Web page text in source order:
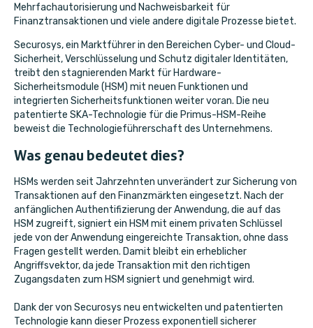
Mehrfachautorisierung und Nachweisbarkeit für
Finanztransaktionen und viele andere digitale Prozesse bietet.
Securosys, ein Marktführer in den Bereichen Cyber- und Cloud-
Sicherheit, Verschlüsselung und Schutz digitaler Identitäten,
treibt den stagnierenden Markt für Hardware-
Sicherheitsmodule (HSM) mit neuen Funktionen und
integrierten Sicherheitsfunktionen weiter voran. Die neu
patentierte SKA-Technologie für die Primus-HSM-Reihe
beweist die Technologieführerschaft des Unternehmens.
Was genau bedeutet dies?
HSMs werden seit Jahrzehnten unverändert zur Sicherung von
Transaktionen auf den Finanzmärkten eingesetzt. Nach der
anfänglichen Authentifizierung der Anwendung, die auf das
HSM zugreift, signiert ein HSM mit einem privaten Schlüssel
jede von der Anwendung eingereichte Transaktion, ohne dass
Fragen gestellt werden. Damit bleibt ein erheblicher
Angriffsvektor, da jede Transaktion mit den richtigen
Zugangsdaten zum HSM signiert und genehmigt wird.
Dank der von Securosys neu entwickelten und patentierten
Technologie kann dieser Prozess exponentiell sicherer